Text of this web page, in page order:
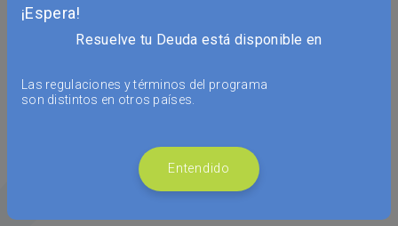
programa?
¿Qué pasa si dejo de pagar?
¿Cómo funciona la app de Resuelve tu
¡Espera!
Resuelve tu Deuda está disponible en
Las regulaciones y términos del programa
son distintos en otros países.
Entendido